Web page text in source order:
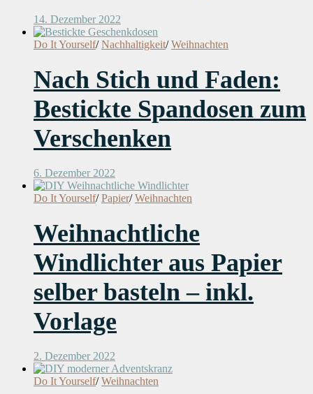
14. Dezember 2022
Do It Yourself/ Nachhaltigkeit/ Weihnachten
Nach Stich und Faden:
Bestickte Spandosen zum
Verschenken
6. Dezember 2022
Do It Yourself/ Papier/ Weihnachten
Weihnachtliche
Windlichter aus Papier
selber basteln – inkl.
Vorlage
2. Dezember 2022
Do It Yourself/ Weihnachten